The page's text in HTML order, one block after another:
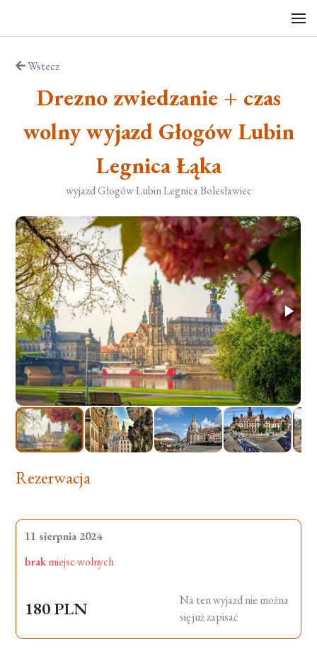
Wstecz
Drezno zwiedzanie + czas
wolny wyjazd Głogów Lubin
Legnica Łąka
wyjazd Głogów Lubin Legnica Bolesławiec
Rezerwacja
11 sierpnia 2024
brakmiejsc wolnych
180 PLN
Na ten wyjazd nie można
się już zapisać